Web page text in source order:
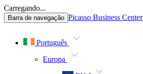
Carregando...
Barra de navegação Picasso Business Center
Português
Europa